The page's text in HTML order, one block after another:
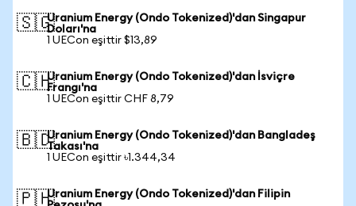
🇸🇬Uranium Energy (Ondo Tokenized)'dan Singapur
Doları'na
1 UECon eşittir $13,89
🇨🇭Uranium Energy (Ondo Tokenized)'dan İsviçre
Frangı'na
1 UECon eşittir CHF 8,79
🇧🇩Uranium Energy (Ondo Tokenized)'dan Bangladeş
Takası'na
1 UECon eşittir ৳1.344,34
🇵🇭Uranium Energy (Ondo Tokenized)'dan Filipin